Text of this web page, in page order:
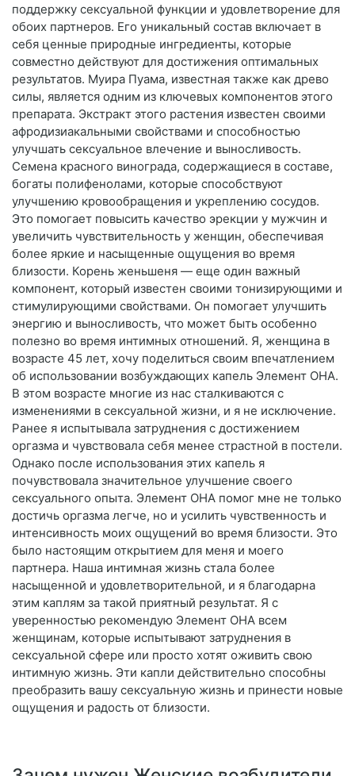
поддержку сексуальной функции и удовлетворение для
обоих партнеров. Его уникальный состав включает в
себя ценные природные ингредиенты, которые
совместно действуют для достижения оптимальных
результатов. Муира Пуама, известная также как древо
силы, является одним из ключевых компонентов этого
препарата. Экстракт этого растения известен своими
афродизиакальными свойствами и способностью
улучшать сексуальное влечение и выносливость.
Семена красного винограда, содержащиеся в составе,
богаты полифенолами, которые способствуют
улучшению кровообращения и укреплению сосудов.
Это помогает повысить качество эрекции у мужчин и
увеличить чувствительность у женщин, обеспечивая
более яркие и насыщенные ощущения во время
близости. Корень женьшеня — еще один важный
компонент, который известен своими тонизирующими и
стимулирующими свойствами. Он помогает улучшить
энергию и выносливость, что может быть особенно
полезно во время интимных отношений. Я, женщина в
возрасте 45 лет, хочу поделиться своим впечатлением
об использовании возбуждающих капель Элемент ОНА.
В этом возрасте многие из нас сталкиваются с
изменениями в сексуальной жизни, и я не исключение.
Ранее я испытывала затруднения с достижением
оргазма и чувствовала себя менее страстной в постели.
Однако после использования этих капель я
почувствовала значительное улучшение своего
сексуального опыта. Элемент ОНА помог мне не только
достичь оргазма легче, но и усилить чувственность и
интенсивность моих ощущений во время близости. Это
было настоящим открытием для меня и моего
партнера. Наша интимная жизнь стала более
насыщенной и удовлетворительной, и я благодарна
этим каплям за такой приятный результат. Я с
уверенностью рекомендую Элемент ОНА всем
женщинам, которые испытывают затруднения в
сексуальной сфере или просто хотят оживить свою
интимную жизнь. Эти капли действительно способны
преобразить вашу сексуальную жизнь и принести новые
ощущения и радость от близости.